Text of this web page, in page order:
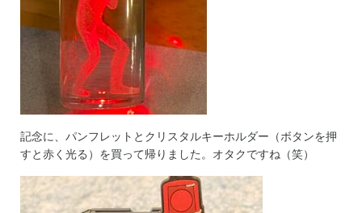
記念に、パンフレットとクリスタルキーホルダー（ボタンを押
すと赤く光る）を買って帰りました。オタクですね（笑）